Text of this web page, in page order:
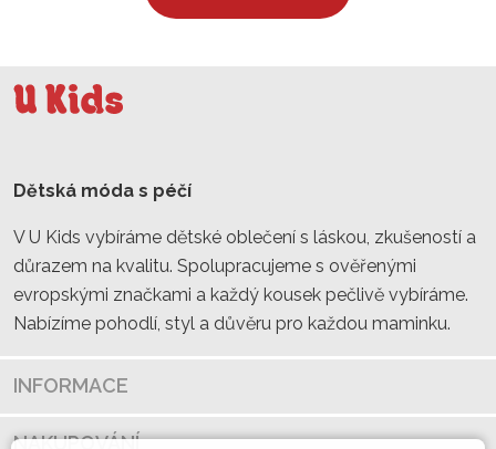
Dětská móda s péčí
V U Kids vybíráme dětské oblečení s láskou, zkušeností a
důrazem na kvalitu. Spolupracujeme s ověřenými
evropskými značkami a každý kousek pečlivě vybíráme.
Nabízíme pohodlí, styl a důvěru pro každou maminku.
INFORMACE
NAKUPOVÁNÍ